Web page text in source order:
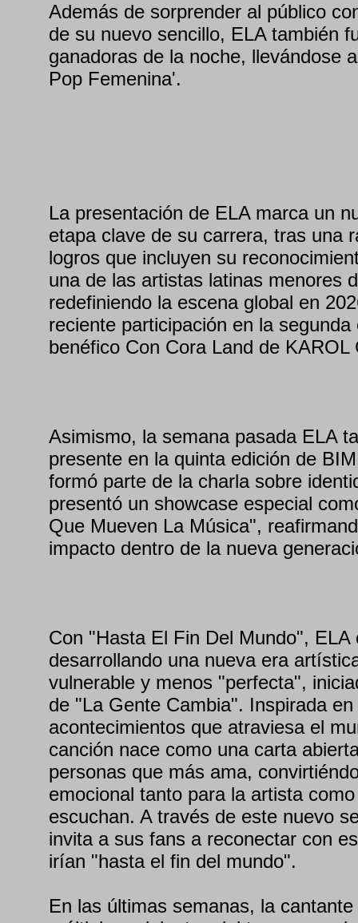
Además de sorprender al público
de su nuevo sencillo, ELA también
ganadoras de la noche, llevándose
Pop Femenina'.
La presentación de ELA marca un
etapa clave de su carrera, tras una
logros que incluyen su
una de las artistas latinas menores
redefiniendo la escena global en
reciente participación en la
benéfico Con Cora Land de KAROL
Asimismo, la semana pasada ELA
presente en la quinta edición de
formó parte de la charla sobre
presentó un showcase especial
Que Mueven La Música",
impacto dentro de la nueva
Con "Hasta El Fin Del Mundo", ELA
desarrollando una nueva era
vulnerable y menos "perfecta",
de "La Gente Cambia". Inspirada
acontecimientos que atraviesa el
canción nace como una carta
personas que más ama,
emocional tanto para la artista
escuchan. A través de este nuevo
invita a sus fans a reconectar con
irían "hasta el fin del mundo".
En las últimas semanas, la